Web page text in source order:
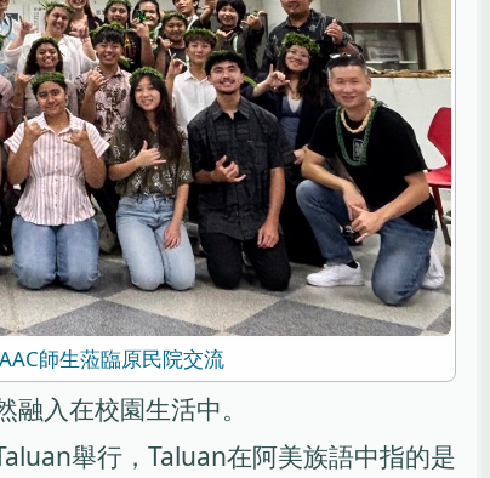
師生蒞臨原民院交流
入在校園生活中。
舉行，Taluan在阿美族語中指的是